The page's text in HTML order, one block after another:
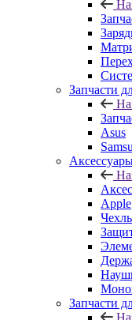
Запчасти
Asus
Apple
Запчасти